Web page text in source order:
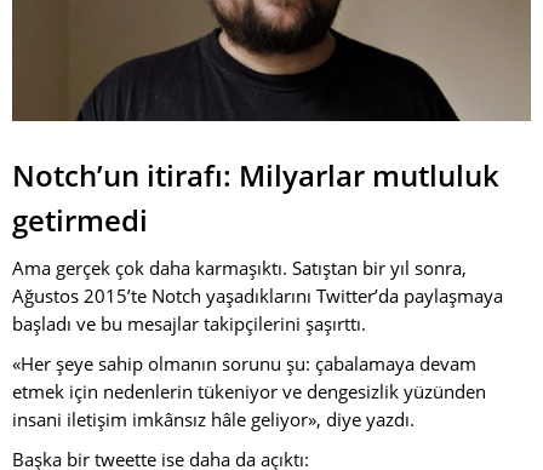
Notch’un itirafı: Milyarlar mutluluk
getirmedi
Ama gerçek çok daha karmaşıktı. Satıştan bir yıl sonra,
Ağustos 2015’te Notch yaşadıklarını Twitter’da paylaşmaya
başladı ve bu mesajlar takipçilerini şaşırttı.
«Her şeye sahip olmanın sorunu şu: çabalamaya devam
etmek için nedenlerin tükeniyor ve dengesizlik yüzünden
insani iletişim imkânsız hâle geliyor», diye yazdı.
Başka bir tweette ise daha da açıktı: